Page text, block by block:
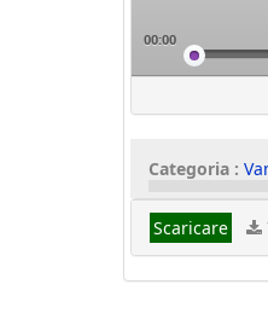
00:00
Categoria :
Scaricare